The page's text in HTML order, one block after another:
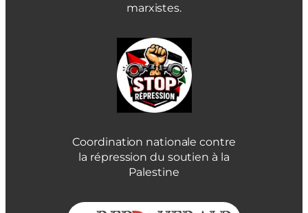
marxistes.
Coordination nationale contre
la répression du soutien à la
Palestine